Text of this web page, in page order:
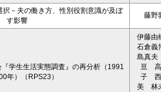
－夫の働き方、性別役割意識が及ぼ
す影響
藤野
学生生活実態調査』の再分析（1991
年）（RPS23）
伊藤
石倉
島真
亘 高
子 西
美 林